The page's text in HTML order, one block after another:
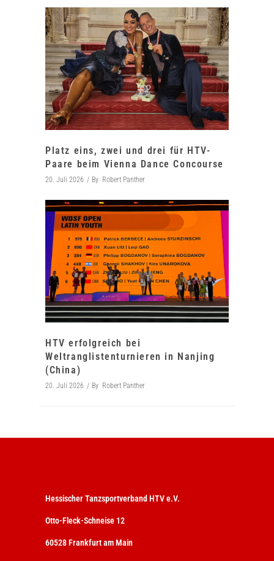
Platz eins, zwei und drei für HTV-
Paare beim Vienna Dance Concourse
20. Juli 2026 By Robert Panther
HTV erfolgreich bei
Weltranglistenturnieren in Nanjing
(China)
20. Juli 2026 By Robert Panther
Hessischer Tanzsportverband HTV e.V.
Otto-Fleck-Schneise 12
60528 Frankfurt am Main